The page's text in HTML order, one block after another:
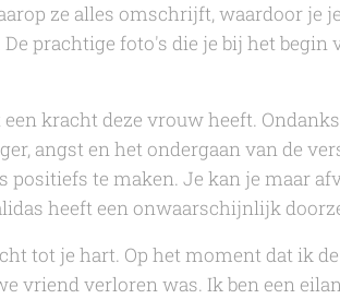
ze alles omschrijft, waardoor je
prachtige foto's die je bij het
kracht deze vrouw heeft.
angst en het ondergaan van de
positiefs te maken. Je kan je maar
heeft een onwaarschijnlijk
tot je hart. Op het moment dat ik
vriend verloren was. Ik ben een